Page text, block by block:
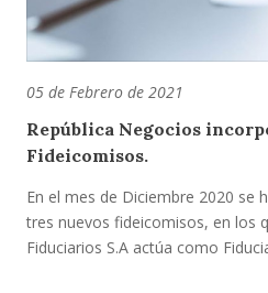
05 de Febrero de 2021
República Negocios
Fideicomisos.
En el mes de Diciembre 2020 se
tres nuevos fideicomisos, en los
Fiduciarios S.A actúa como